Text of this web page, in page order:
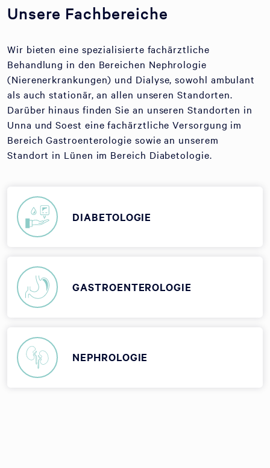
Unsere Fachbereiche
Wir bieten eine spezialisierte fachärztliche
Behandlung in den Bereichen Nephrologie
(Nierenerkrankungen) und Dialyse, sowohl ambulant
als auch stationär, an allen unseren Standorten.
Darüber hinaus finden Sie an unseren Standorten in
Unna und Soest eine fachärztliche Versorgung im
Bereich Gastroenterologie sowie an unserem
Standort in Lünen im Bereich Diabetologie.
DIABETOLOGIE
GASTROENTEROLOGIE
NEPHROLOGIE